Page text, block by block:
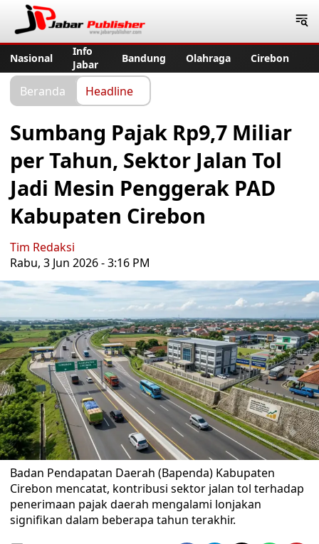
Nasional
Info
Jabar
Bandung Olahraga Cirebon
Beranda Headline
Sumbang Pajak Rp9,7 Miliar
per Tahun, Sektor Jalan Tol
Jadi Mesin Penggerak PAD
Kabupaten Cirebon
Tim Redaksi
Rabu, 3 Jun 2026 - 3:16 PM
Badan Pendapatan Daerah (Bapenda) Kabupaten
Cirebon mencatat, kontribusi sektor jalan tol terhadap
penerimaan pajak daerah mengalami lonjakan
signifikan dalam beberapa tahun terakhir.